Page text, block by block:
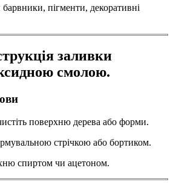
пігменти, декоративні
заливки
смолою.
поверхню дерева або форми.
стрічкою або бортиком.
спиртом чи ацетоном.